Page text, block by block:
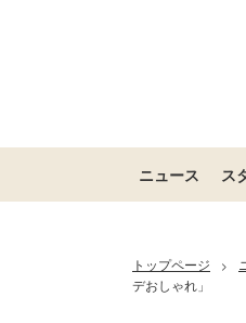
ニュース ス
トップページ >
デおしゃれ」